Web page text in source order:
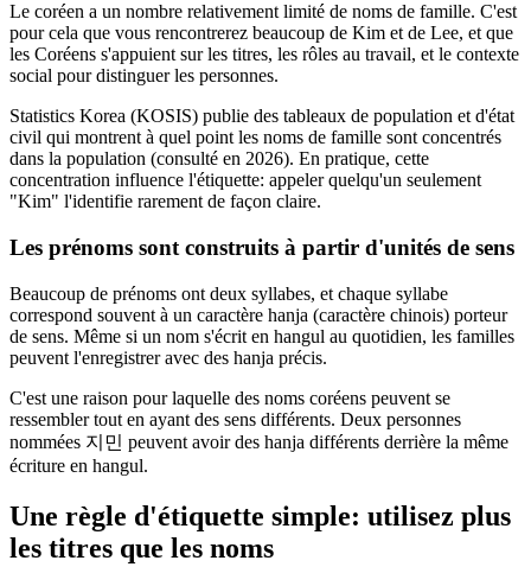
Le coréen a un nombre relativement limité de noms de famille. C'est
pour cela que vous rencontrerez beaucoup de Kim et de Lee, et que
les Coréens s'appuient sur les titres, les rôles au travail, et le contexte
social pour distinguer les personnes.
Statistics Korea (KOSIS) publie des tableaux de population et d'état
civil qui montrent à quel point les noms de famille sont concentrés
dans la population (consulté en 2026). En pratique, cette
concentration influence l'étiquette: appeler quelqu'un seulement
"Kim" l'identifie rarement de façon claire.
Les prénoms sont construits à partir d'unités de sens
Beaucoup de prénoms ont deux syllabes, et chaque syllabe
correspond souvent à un caractère hanja (caractère chinois) porteur
de sens. Même si un nom s'écrit en hangul au quotidien, les familles
peuvent l'enregistrer avec des hanja précis.
C'est une raison pour laquelle des noms coréens peuvent se
ressembler tout en ayant des sens différents. Deux personnes
nommées 지민 peuvent avoir des hanja différents derrière la même
écriture en hangul.
Une règle d'étiquette simple: utilisez plus
les titres que les noms